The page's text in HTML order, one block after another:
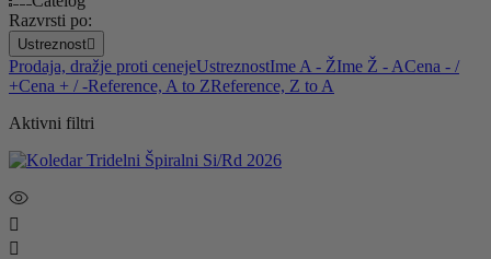
Razvrsti po:
Ustreznost
Prodaja, dražje proti cenejeUstreznostIme A - ŽIme Ž - ACena - /
+Cena + / -Reference, A to ZReference, Z to A
Aktivni filtri

